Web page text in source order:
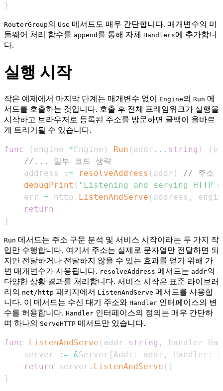
}
RouterGroup의 Use 메서드도 매우 간단합니다. 매개변수의 미
들웨어 처리 함수를 append 를 통해 자체 Handlers에 추가합니
다.
실행 시작
작은 예제에서 마지막 단계는 매개변수 없이 Engine의 Run 메
서드를 호출하는 것입니다. 호출 후 전체 프레임워크가 실행을
시작하고 브라우저로 등록된 주소를 방문하면 콜백이 올바르
게 트리거될 수 있습니다.
func ( engine * Engine ) Run ( addr ... string ) (
//... 일부 코드 생략
    address
:= resolveAddress ( addr )
// 주소
debugPrint ( "Listening and serving HTTP
    err
= http . ListenAndServe ( address ,
return
}
Run 메서드는 주소 구문 분석 및 서비스 시작이라는 두 가지 작
업만 수행합니다. 여기서 주소는 실제로 문자열만 전달하면 되
지만 전달하거나 전달하지 않을 수 있는 효과를 얻기 위해 가
변 매개변수가 사용됩니다. resolveAddress 메서드는 addr의
다양한 상황 결과를 처리합니다. 서비스 시작은 표준 라이브러
리의 net/http 패키지에서 ListenAndServe 메서드를 사용합
니다. 이 메서드는 수신 대기 주소와 Handler 인터페이스의 변
수를 허용합니다. Handler 인터페이스의 정의는 매우 간단하
며 하나의 ServeHTTP 메서드만 있습니다.
func ListenAndServe ( addr string ,
handler
    server
:= &Server{Addr : addr , Handler :
return
server . ListenAndServe ( )
}